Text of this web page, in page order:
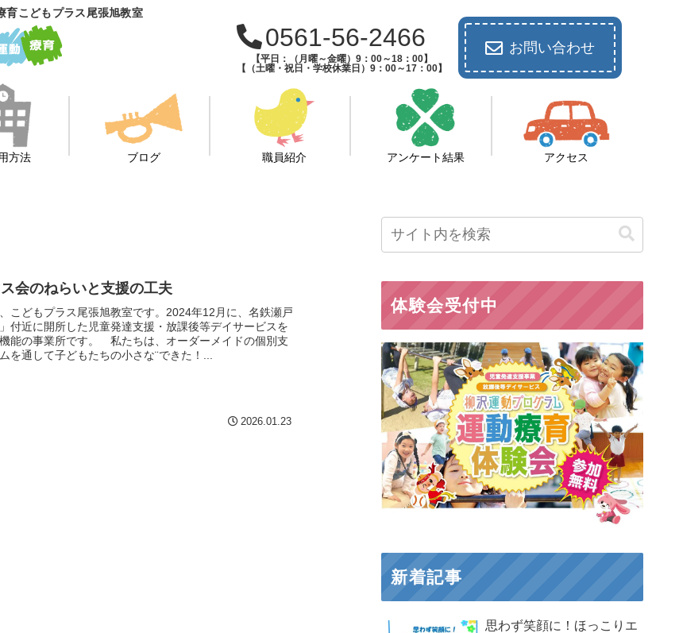
育こどもプラス尾張旭教室
0561-56-2466
【平日：（月曜～金曜）9：00～18：00】
【（土曜・祝日・学校休業日）9：00～17：00】
お問い合わせ
方法 ブログ 職員紹介 アンケート結果 アクセス
会のねらいと支援の工夫
こどもプラス尾張旭教室です。2024年12月に、名鉄瀬戸
付近に開所した児童発達支援・放課後等デイサービスを
能の事業所です。 私たちは、オーダーメイドの個別支
を通して子どもたちの小さな¨できた！...
2026.01.23
体験会受付中
新着記事
思わず笑顔に！ほっこりエ